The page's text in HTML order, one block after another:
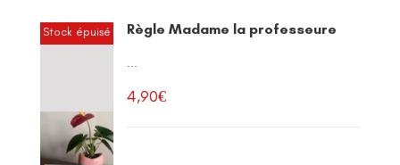
Stock épuisé Règle Madame la professeure
...
4,90€